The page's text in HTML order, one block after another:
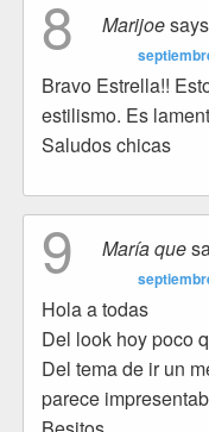
8 Marijoe
Bravo Estrella!!
estilismo. Es
Saludos chicas
9 María que
Hola a todas
Del look hoy poco
Del tema de ir un
parece